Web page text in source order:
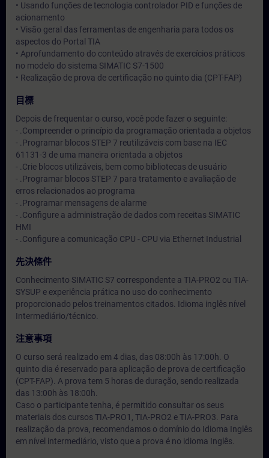
• Usando funções de tecnologia controlador PID e funções de
acionamento
• Visão geral das ferramentas de engenharia para todos os
aspectos do Portal TIA
• Aprofundamento do conteúdo através de exercícios práticos
no modelo do sistema SIMATIC S7-1500
• Realização de prova de certificação no quinto dia (CPT-FAP)
目標
Depois de frequentar o curso, você pode fazer o seguinte:
- .Compreender o princípio da programação orientada a objetos
- .Programar blocos STEP 7 reutilizáveis com base na IEC
61131-3 de uma maneira orientada a objetos
- .Crie blocos utilizáveis, bem como bibliotecas de usuário
- .Programar blocos STEP 7 para tratamento e avaliação de
erros relacionados ao programa
- .Programar mensagens de alarme
- .Configure a administração de dados com receitas SIMATIC
HMI
- .Configure a comunicação CPU - CPU via Ethernet Industrial
先決條件
Conhecimento SIMATIC S7 correspondente a TIA-PRO2 ou TIA-
SYSUP e experiência prática no uso do conhecimento
proporcionado pelos treinamentos citados. Idioma inglês nível
Intermediário/técnico.
注意事項
O curso será realizado em 4 dias, das 08:00h às 17:00h. O
quinto dia é reservado para aplicação de prova de certificação
(CPT-FAP). A prova tem 5 horas de duração, sendo realizada
das 13:00h às 18:00h.
Caso o participante tenha, é permitido consultar os seus
materiais dos cursos TIA-PRO1, TIA-PRO2 e TIA-PRO3. Para
realização da prova, recomendamos o domínio do Idioma Inglês
em nível intermediário, visto que a prova é no idioma Inglês.